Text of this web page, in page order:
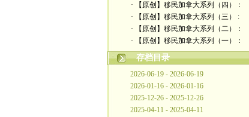
· 【原创】移民加拿大系列（四）：
· 【原创】移民加拿大系列（三） :
· 【原创】移民加拿大系列（二）：
· 【原创】移民加拿大系列（一）：
存档目录
2026-06-19 - 2026-06-19
2026-01-16 - 2026-01-16
2025-12-26 - 2025-12-26
2025-04-11 - 2025-04-11